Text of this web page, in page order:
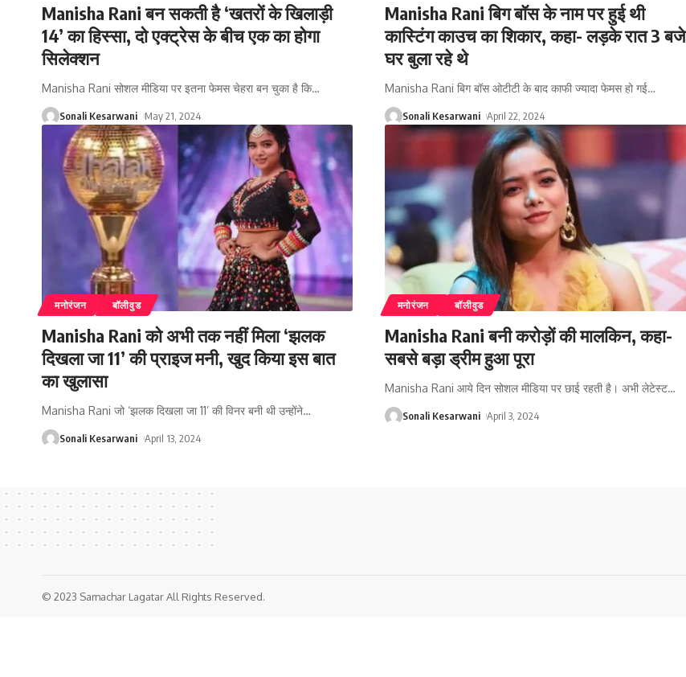
Manisha Rani बन सकती है ‘खतरों के खिलाड़ी
14’ का हिस्सा, दो एक्ट्रेस के बीच एक का होगा
सिलेक्शन
Manisha Rani सोशल मीडिया पर इतना फेमस चेहरा बन चुका है कि…
Sonali Kesarwani May 21, 2024
Manisha Rani बिग बॉस के नाम पर हुई थी
कास्टिंग काउच का शिकार, कहा- लड़के रात 3 बजे
घर बुला रहे थे
Manisha Rani बिग बॉस ओटीटी के बाद काफी ज्यादा फेमस हो गई…
Sonali Kesarwani April 22, 2024
मनोरंजन बॉलीवुड
Manisha Rani को अभी तक नहीं मिला ‘झलक
दिखला जा 11’ की प्राइज मनी, खुद किया इस बात
का खुलासा
Manisha Rani जो ‘झलक दिखला जा 11’ की विनर बनी थी उन्होंने…
Sonali Kesarwani April 13, 2024
मनोरंजन बॉलीवुड
Manisha Rani बनी करोड़ों की मालकिन, कहा-
सबसे बड़ा ड्रीम हुआ पूरा
Manisha Rani आये दिन सोशल मीडिया पर छाई रहती है। अभी लेटेस्ट…
Sonali Kesarwani April 3, 2024
© 2023 Samachar Lagatar All Rights Reserved.